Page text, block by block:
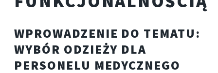
WPROWADZENIE DO TEMATU:
WYBÓR ODZIEŻY DLA
PERSONELU MEDYCZNEGO